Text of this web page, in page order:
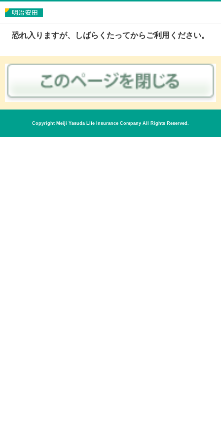
恐れ入りますが、しばらくたってからご利用ください。
Copyright Meiji Yasuda Life Insurance Company All Rights Reserved.